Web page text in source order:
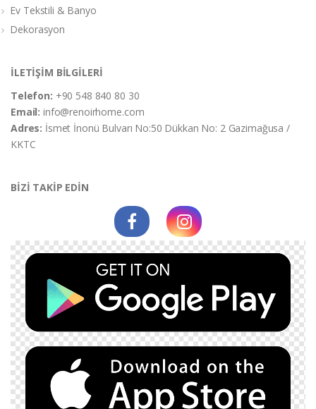
Ev Tekstili & Banyo
Dekorasyon
İLETİŞİM BİLGİLERİ
Telefon: +90 548 840 80 30
Email:info@renoirhome.com
Adres: İsmet İnonü Bulvarı No:50 Dükkan No: 2 Gazimağusa /
KKTC
BİZİ TAKİP EDİN